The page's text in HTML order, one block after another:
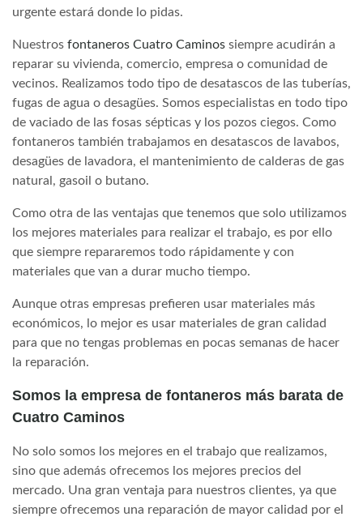
urgente estará donde lo pidas.
Nuestros fontaneros Cuatro Caminos siempre acudirán a
reparar su vivienda, comercio, empresa o comunidad de
vecinos. Realizamos todo tipo de desatascos de las tuberías,
fugas de agua o desagües. Somos especialistas en todo tipo
de vaciado de las fosas sépticas y los pozos ciegos. Como
fontaneros también trabajamos en desatascos de lavabos,
desagües de lavadora, el mantenimiento de calderas de gas
natural, gasoil o butano.
Como otra de las ventajas que tenemos que solo utilizamos
los mejores materiales para realizar el trabajo, es por ello
que siempre repararemos todo rápidamente y con
materiales que van a durar mucho tiempo.
Aunque otras empresas prefieren usar materiales más
económicos, lo mejor es usar materiales de gran calidad
para que no tengas problemas en pocas semanas de hacer
la reparación.
Somos la empresa de fontaneros más barata de
Cuatro Caminos
No solo somos los mejores en el trabajo que realizamos,
sino que además ofrecemos los mejores precios del
mercado. Una gran ventaja para nuestros clientes, ya que
siempre ofrecemos una reparación de mayor calidad por el